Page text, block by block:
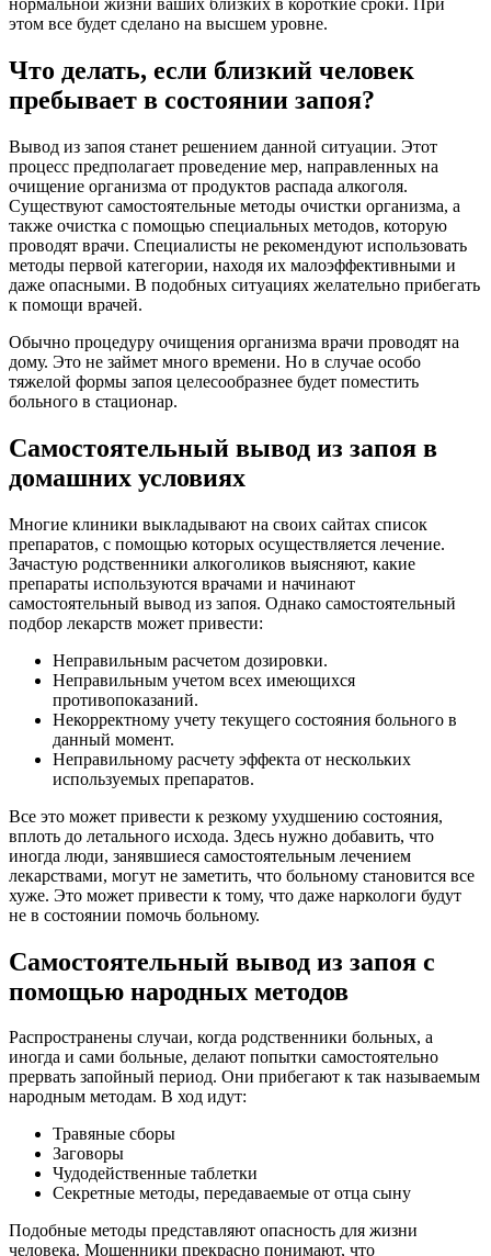
нормальной жизни ваших близких в короткие сроки. При
этом все будет сделано на высшем уровне.
Что делать, если близкий человек
пребывает в состоянии запоя?
Вывод из запоя станет решением данной ситуации. Этот
процесс предполагает проведение мер, направленных на
очищение организма от продуктов распада алкоголя.
Существуют самостоятельные методы очистки организма, а
также очистка с помощью специальных методов, которую
проводят врачи. Специалисты не рекомендуют использовать
методы первой категории, находя их малоэффективными и
даже опасными. В подобных ситуациях желательно прибегать
к помощи врачей.
Обычно процедуру очищения организма врачи проводят на
дому. Это не займет много времени. Но в случае особо
тяжелой формы запоя целесообразнее будет поместить
больного в стационар.
Самостоятельный вывод из запоя в
домашних условиях
Многие клиники выкладывают на своих сайтах список
препаратов, с помощью которых осуществляется лечение.
Зачастую родственники алкоголиков выясняют, какие
препараты используются врачами и начинают
самостоятельный вывод из запоя. Однако самостоятельный
подбор лекарств может привести:
Неправильным расчетом дозировки.
Неправильным учетом всех имеющихся
противопоказаний.
Некорректному учету текущего состояния больного в
данный момент.
Неправильному расчету эффекта от нескольких
используемых препаратов.
Все это может привести к резкому ухудшению состояния,
вплоть до летального исхода. Здесь нужно добавить, что
иногда люди, занявшиеся самостоятельным лечением
лекарствами, могут не заметить, что больному становится все
хуже. Это может привести к тому, что даже наркологи будут
не в состоянии помочь больному.
Самостоятельный вывод из запоя с
помощью народных методов
Распространены случаи, когда родственники больных, а
иногда и сами больные, делают попытки самостоятельно
прервать запойный период. Они прибегают к так называемым
народным методам. В ход идут:
Травяные сборы
Заговоры
Чудодейственные таблетки
Секретные методы, передаваемые от отца сыну
Подобные методы представляют опасность для жизни
человека. Мошенники прекрасно понимают, что